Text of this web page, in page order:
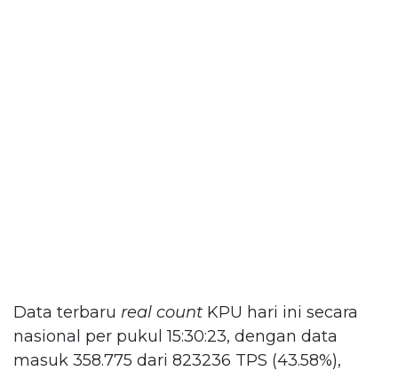
Data terbaru real count KPU hari ini secara
nasional per pukul 15:30:23, dengan data
masuk 358.775 dari 823236 TPS (43.58%),